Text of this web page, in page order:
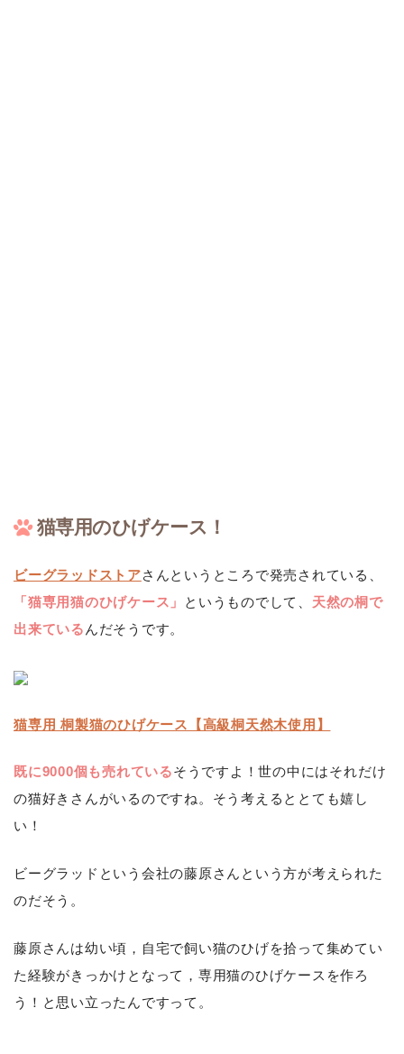
猫専用のひげケース！
ビーグラッドストアさんというところで発売されている、
「猫専用猫のひげケース」
というものでして、 天然の桐で
出来ている んだそうです。
猫専用 桐製猫のひげケース【高級桐天然木使用】
既に9000個も売れているそうですよ！世の中にはそれだけ
の猫好きさんがいるのですね。そう考えるととても嬉し
い！
ビーグラッドという会社の藤原さんという方が考えられた
のだそう。
藤原さんは幼い頃，自宅で飼い猫のひげを拾って集めてい
た経験がきっかけとなって，専用猫のひげケースを作ろ
う！と思い立ったんですって。